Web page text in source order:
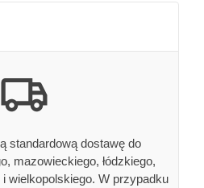
standardową dostawę do
mazowieckiego, łódzkiego,
wielkopolskiego. W przypadku